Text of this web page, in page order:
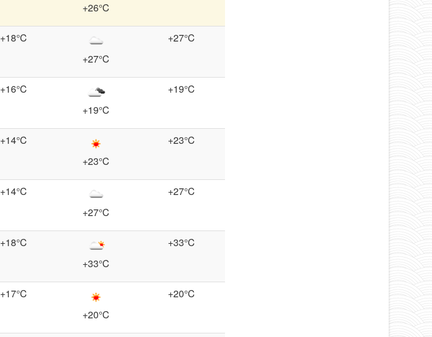
+26°C
+18°C
+27°C
+27°C
+16°C
+19°C
+19°C
+14°C
+23°C
+23°C
+14°C
+27°C
+27°C
+18°C
+33°C
+33°C
+17°C
+20°C
+20°C